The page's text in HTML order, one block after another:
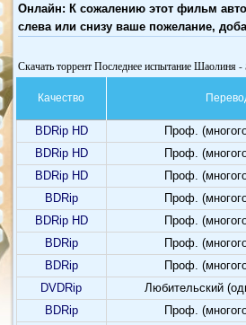
Онлайн: К сожалению этот фильм
слева или снизу ваше пожелание,
Скачать торрент Последнее испытание Шаолиня
Качество
BDRip HD
Проф.
BDRip HD
Проф.
BDRip HD
Проф.
BDRip
Проф.
BDRip HD
Проф.
BDRip
Проф.
BDRip
Проф.
DVDRip
Любительский
BDRip
Проф.